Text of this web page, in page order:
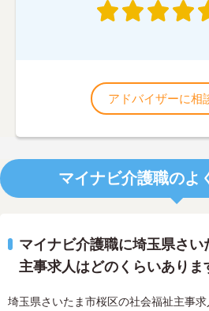
アドバイザーに相
マイナビ介護職のよ
マイナビ介護職に埼玉県さ
主事求人はどのくらいありま
埼玉県さいたま市桜区の社会福祉主事